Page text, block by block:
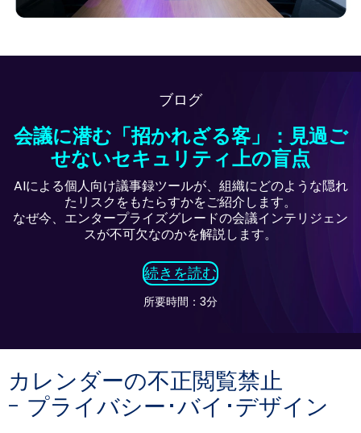
ブログ
会議に潜む「招かれざる客」：見過ご
せないセキュリティ上の盲点
AIによる個人向け議事録ツールが、組織にどのような隠れ
たリスクをもたらすかをご紹介します。
なぜ今、エンタープライズグレードの会議インテリジェン
スが不可欠なのかを解説します。
続きを読む
所要時間：3分
カレンダーの不正閲覧禁止
- プライバシー･バイ･デザイン